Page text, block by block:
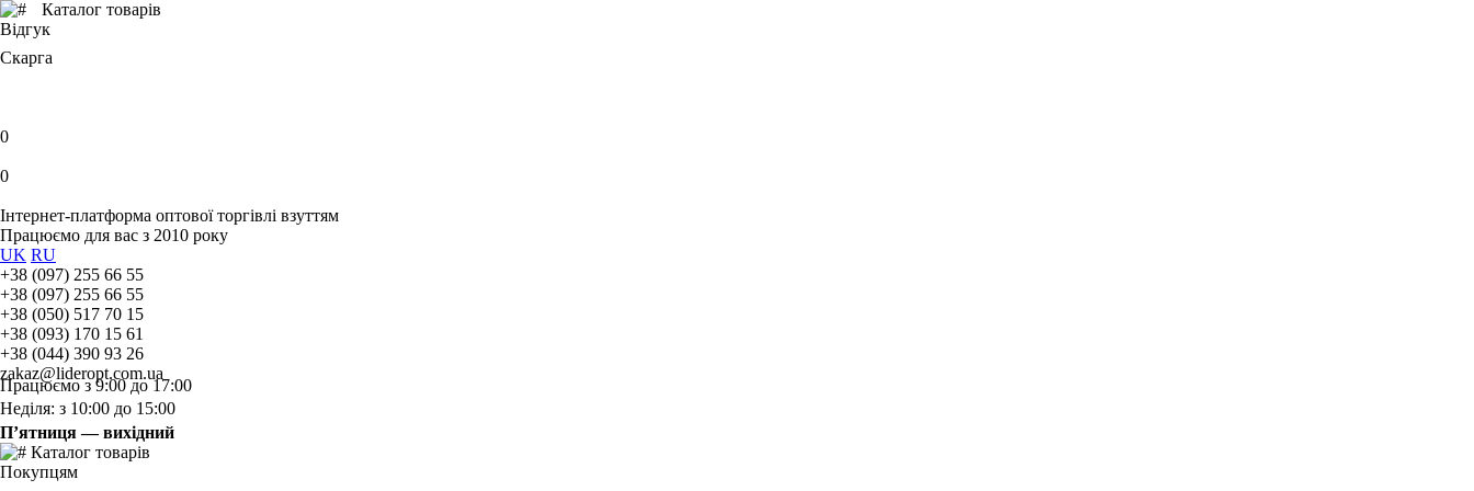
Каталог товарів
Відгук
Скарга
0
0
Інтернет-платформа оптової торгівлі взуттям
Працюємо для вас з 2010 року
UK RU
+38 (097) 255 66 55
+38 (097) 255 66 55
+38 (050) 517 70 15
+38 (093) 170 15 61
+38 (044) 390 93 26
zakaz@lideropt.com.ua
Працюємо з 9:00 до 17:00
Неділя: з 10:00 до 15:00
П’ятниця — вихідний
Каталог товарів
Покупцям